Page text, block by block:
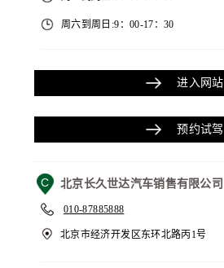
周六到周日:9：00-17：30
进入网站
预约试驾
C 北京长久世达汽车销售有限公司
010-87885888
北京市经济开发区东环北路丙1号